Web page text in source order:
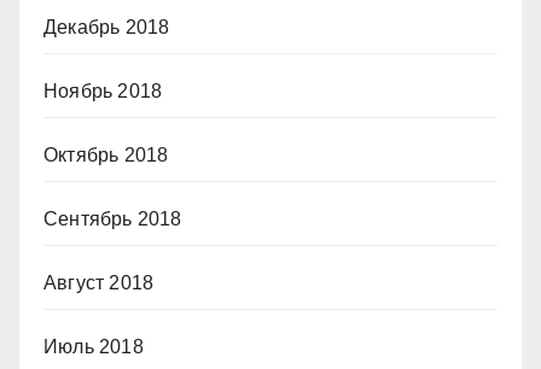
Декабрь 2018
Ноябрь 2018
Октябрь 2018
Сентябрь 2018
Август 2018
Июль 2018